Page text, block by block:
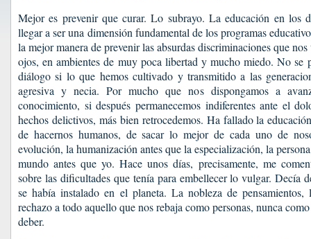
Mejor es prevenir que curar. Lo subrayo. La educación en los
llegar a ser una dimensión fundamental de los programas
la mejor manera de prevenir las absurdas discriminaciones que
ojos, en ambientes de muy poca libertad y mucho miedo. No se
diálogo si lo que hemos cultivado y transmitido a las
agresiva y necia. Por mucho que nos dispongamos a
conocimiento, si después permanecemos indiferentes ante el
hechos delictivos, más bien retrocedemos. Ha fallado la
de hacernos humanos, de sacar lo mejor de cada uno de
evolución, la humanización antes que la especialización, la
mundo antes que yo. Hace unos días, precisamente, me
sobre las dificultades que tenía para embellecer lo vulgar. Decía
se había instalado en el planeta. La nobleza de
rechazo a todo aquello que nos rebaja como personas, nunca
deber.